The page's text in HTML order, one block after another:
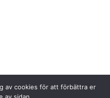
av cookies för att förbättra er